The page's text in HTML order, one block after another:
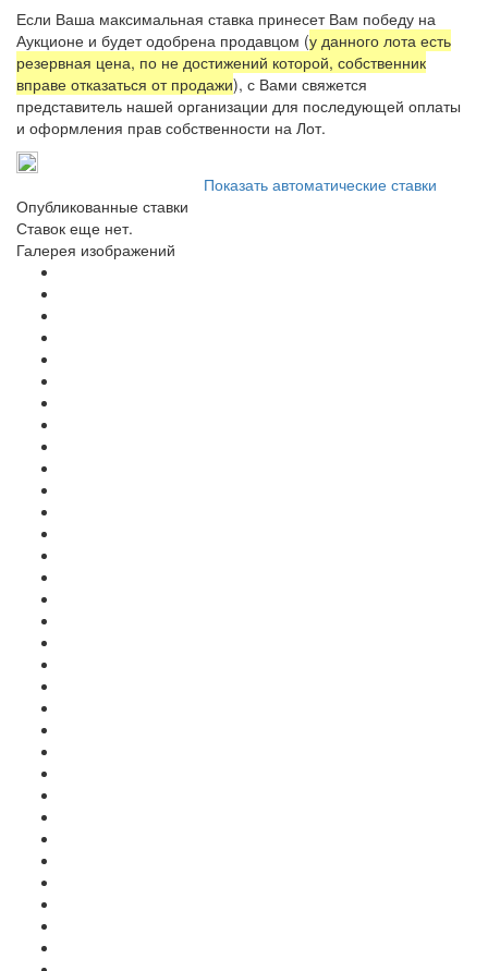
Если Ваша максимальная ставка принесет Вам победу на
Аукционе и будет одобрена продавцом (у данного лота есть
резервная цена, по не достижений которой, собственник
вправе отказаться от продажи), с Вами свяжется
представитель нашей организации для последующей оплаты
и оформления прав собственности на Лот.
Показать автоматические ставки
Опубликованные ставки
Ставок еще нет.
Галерея изображений